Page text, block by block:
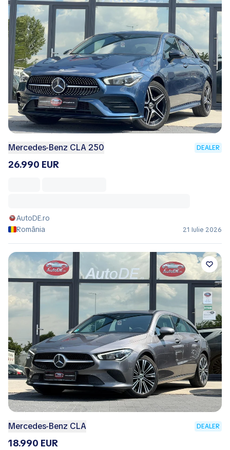
Mercedes-Benz CLA 250 DEALER
26.990 EUR
AutoDE.ro
România
21 Iulie 2026
Mercedes-Benz CLA DEALER
18.990 EUR